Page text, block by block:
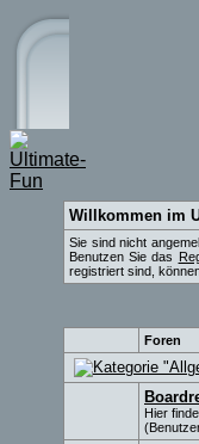
Willkommen im
Sie sind nicht
Benutzen Sie das
registriert sind,
Foren
Hier